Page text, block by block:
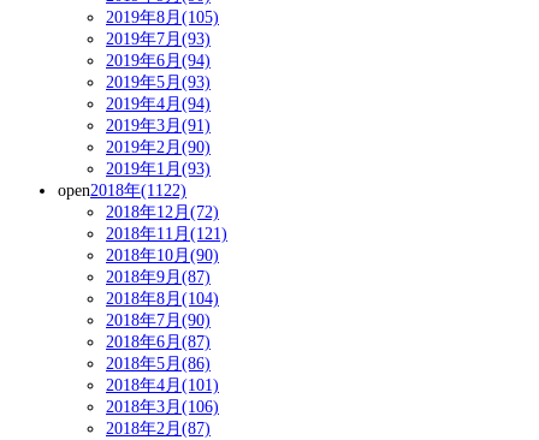
2019年8月(105)
2019年7月(93)
2019年6月(94)
2019年5月(93)
2019年4月(94)
2019年3月(91)
2019年2月(90)
2019年1月(93)
open2018年(1122)
2018年12月(72)
2018年11月(121)
2018年10月(90)
2018年9月(87)
2018年8月(104)
2018年7月(90)
2018年6月(87)
2018年5月(86)
2018年4月(101)
2018年3月(106)
2018年2月(87)